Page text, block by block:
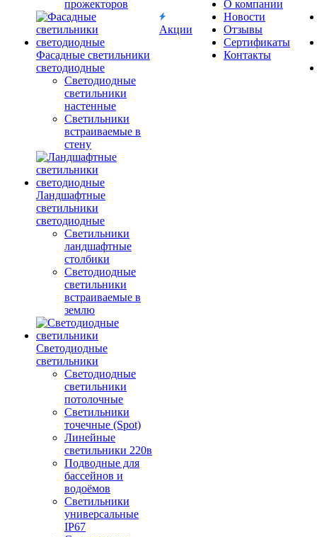
прожекторов
Фасадные светильники
светодиодные
Светодиодные
светильники
настенные
Светильники
встраиваемые в
стену
Ландшафтные
светильники
светодиодные
Светильники
ландшафтные
столбики
Светодиодные
светильники
встраиваемые в
землю
Светодиодные
светильники
Светодиодные
светильники
потолочные
Светильники
точечные (Spot)
Линейные
светильники 220в
Подводные для
бассейнов и
водоёмов
Светильники
универсальные
IP67
Акции
О компании
Новости
Отзывы
Сертификаты
Контакты